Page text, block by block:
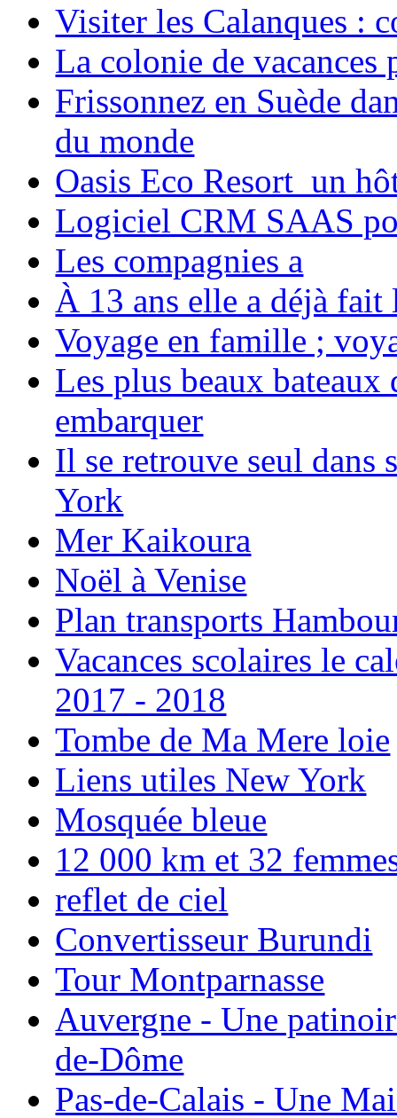
Visiter les Calanques :
La colonie de vacances
Frissonnez en Suède
du monde
Oasis Eco Resort un
Logiciel CRM SAAS
Les compagnies a
À 13 ans elle a déjà
Voyage en famille ;
Les plus beaux bateaux
embarquer
Il se retrouve seul dans
York
Mer Kaikoura
Noël à Venise
Plan transports
Vacances scolaires le
2017 - 2018
Tombe de Ma Mere loie
Liens utiles New York
Mosquée bleue
12 000 km et 32
reflet de ciel
Convertisseur Burundi
Tour Montparnasse
Auvergne - Une
de-Dôme
Pas-de-Calais - Une